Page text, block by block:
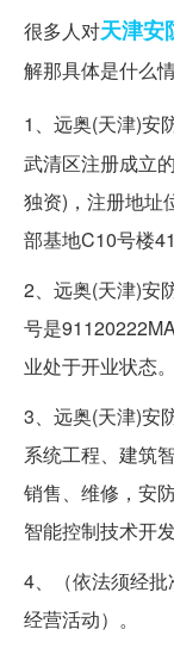
很多人对天津安
解那具体是什么
1、远奥(天津)安
武清区注册成立
独资)，注册地址
部基地C10号楼
2、远奥(天津)安
号是
业处于开业状态。
3、远奥(天津)安
系统工程、建筑
销售、维修，安
智能控制技术开
4、（依法须经
经营活动）。